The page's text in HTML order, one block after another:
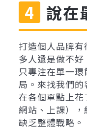
說在
打造個人品牌
多人還是做不
只專注在單一
局。來找我們
在各個單點上
網站、上課）
缺乏整體戰略。